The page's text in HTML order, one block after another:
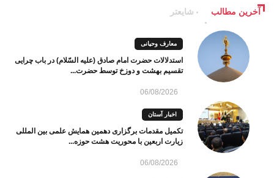
آخرین مطالب شایعتر
معارف وحیانی
استدلالات حضرت امام صادق (علیه السّلام) در باب چرایی
تقسیم بهشت و دوزخ توسط حضرت...
06/08/2026
اخبار آستان
تکمیل مقدمات برگزاری دهمین همایش علمی بین المللی
زیارت اربعین با محوریت هشت حوزه...
06/08/2026